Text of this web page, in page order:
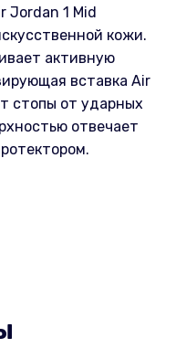
Jordan 1 Mid
кожи.
активную
вставка Air
стопы от ударных
отвечает